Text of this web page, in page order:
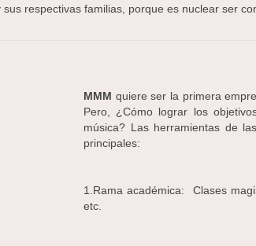
respectivas familias, porque es nuclear ser
MMM quiere ser la primera
Pero, ¿Cómo lograr los
música? Las herramientas de
principales:
1.Rama académica: Clases
etc.